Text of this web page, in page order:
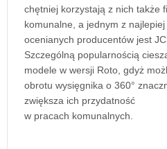
chętniej korzystają z nich także
komunalne, a jednym z najlepiej
ocenianych producentów jest
Szczególną popularnością
modele w wersji Roto, gdyż
obrotu wysięgnika o 360°
zwiększa ich przydatność
w pracach komunalnych.